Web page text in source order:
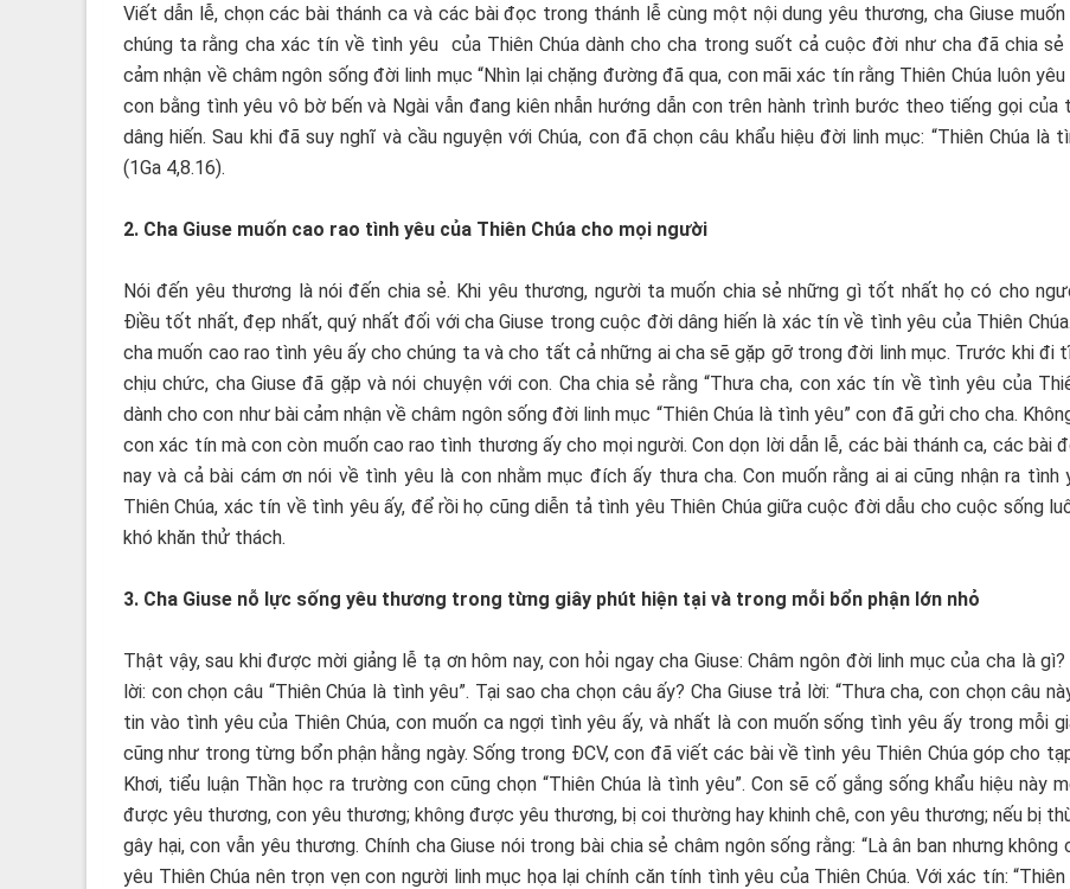
Viết dẫn lễ, chọn các bài thánh ca và các bài đọc trong thánh lễ cùng một nội dung yêu thương, cha Giuse muốn
chúng ta rằng cha xác tín về tình yêu của Thiên Chúa dành cho cha trong suốt cả cuộc đời như cha đã chia sẻ
cảm nhận về châm ngôn sống đời linh mục “Nhìn lại chặng đường đã qua, con mãi xác tín rằng Thiên Chúa luôn
con bằng tình yêu vô bờ bến và Ngài vẫn đang kiên nhẫn hướng dẫn con trên hành trình bước theo tiếng gọi của
dâng hiến. Sau khi đã suy nghĩ và cầu nguyện với Chúa, con đã chọn câu khẩu hiệu đời linh mục: “Thiên Chúa là
(1Ga 4,8.16).
2. Cha Giuse muốn cao rao tình yêu của Thiên Chúa cho mọi người
Nói đến yêu thương là nói đến chia sẻ. Khi yêu thương, người ta muốn chia sẻ những gì tốt nhất họ có cho
Điều tốt nhất, đẹp nhất, quý nhất đối với cha Giuse trong cuộc đời dâng hiến là xác tín về tình yêu của Thiên
cha muốn cao rao tình yêu ấy cho chúng ta và cho tất cả những ai cha sẽ gặp gỡ trong đời linh mục. Trước khi đi
chịu chức, cha Giuse đã gặp và nói chuyện với con. Cha chia sẻ rằng “Thưa cha, con xác tín về tình yêu của
dành cho con như bài cảm nhận về châm ngôn sống đời linh mục “Thiên Chúa là tình yêu” con đã gửi cho cha.
con xác tín mà con còn muốn cao rao tình thương ấy cho mọi người. Con dọn lời dẫn lễ, các bài thánh ca, các bài
nay và cả bài cám ơn nói về tình yêu là con nhằm mục đích ấy thưa cha. Con muốn rằng ai ai cũng nhận ra tình
Thiên Chúa, xác tín về tình yêu ấy, để rồi họ cũng diễn tả tình yêu Thiên Chúa giữa cuộc đời dẫu cho cuộc sống
khó khăn thử thách.
3. Cha Giuse nỗ lực sống yêu thương trong từng giây phút hiện tại và trong mỗi bổn phận lớn nhỏ
Thật vậy, sau khi được mời giảng lễ tạ ơn hôm nay, con hỏi ngay cha Giuse: Châm ngôn đời linh mục của cha là gì?
lời: con chọn câu “Thiên Chúa là tình yêu”. Tại sao cha chọn câu ấy? Cha Giuse trả lời: “Thưa cha, con chọn câu
tin vào tình yêu của Thiên Chúa, con muốn ca ngợi tình yêu ấy, và nhất là con muốn sống tình yêu ấy trong mỗi
cũng như trong từng bổn phận hằng ngày. Sống trong ĐCV, con đã viết các bài về tình yêu Thiên Chúa góp cho
Khơi, tiểu luận Thần học ra trường con cũng chọn “Thiên Chúa là tình yêu”. Con sẽ cố gắng sống khẩu hiệu này
được yêu thương, con yêu thương; không được yêu thương, bị coi thường hay khinh chê, con yêu thương; nếu bị
gây hại, con vẫn yêu thương. Chính cha Giuse nói trong bài chia sẻ châm ngôn sống rằng: “Là ân ban nhưng không
yêu Thiên Chúa nên trọn vẹn con người linh mục họa lại chính căn tính tình yêu của Thiên Chúa. Với xác tín: “Thiên